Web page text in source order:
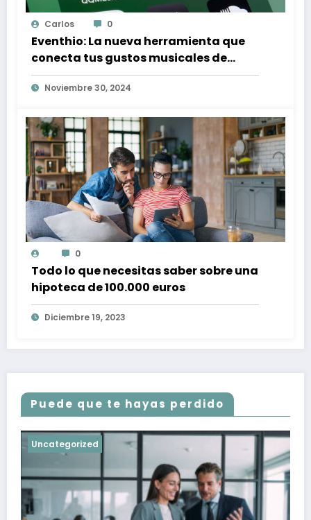
Carlos 0
Eventhio: La nueva herramienta que
conecta tus gustos musicales de
Spotify con conciertos en tu zona
Noviembre 30, 2024
0
Todo lo que necesitas saber sobre una
hipoteca de 100.000 euros
Diciembre 19, 2023
Puede que te hayas perdido
Uncategorized